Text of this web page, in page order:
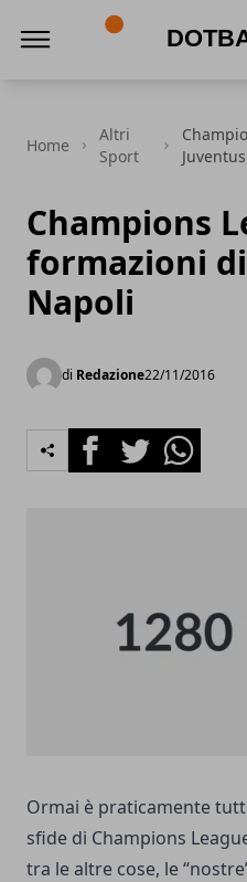
Home
Altri
Sport
Champions
formazioni
Napoli
di Redazione22/11/2016
FacebookTwitterWhatsapp
Ormai è praticamente
sfide di Champions
tra le altre cose, le